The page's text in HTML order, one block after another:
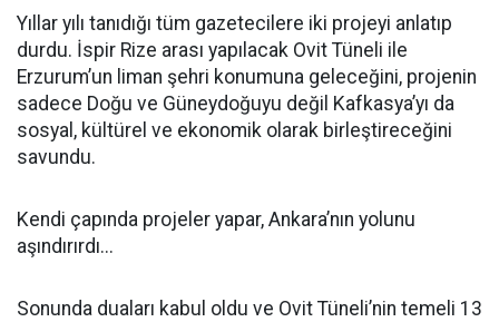
Yıllar yılı tanıdığı tüm gazetecilere iki projeyi anlatıp
durdu. İspir Rize arası yapılacak Ovit Tüneli ile
Erzurum’un liman şehri konumuna geleceğini, projenin
sadece Doğu ve Güneydoğuyu değil Kafkasya’yı da
sosyal, kültürel ve ekonomik olarak birleştireceğini
savundu.
Kendi çapında projeler yapar, Ankara’nın yolunu
aşındırırdı...
Sonunda duaları kabul oldu ve Ovit Tüneli’nin temeli 13